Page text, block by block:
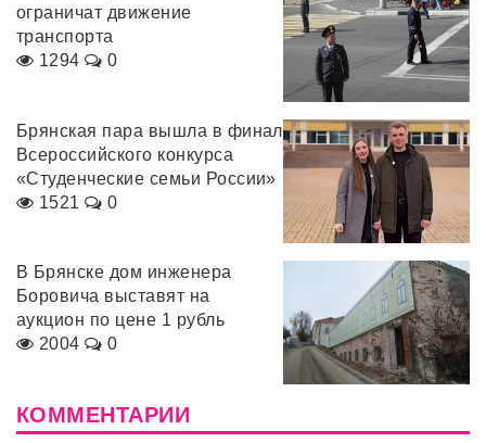
ограничат движение
транспорта
1294
0
Брянская пара вышла в финал
Всероссийского конкурса
«Студенческие семьи России»
1521
0
В Брянске дом инженера
Боровича выставят на
аукцион по цене 1 рубль
2004
0
КОММЕНТАРИИ